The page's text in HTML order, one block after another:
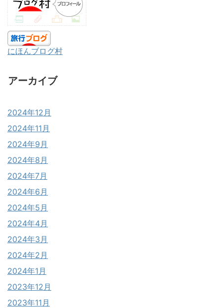
にほんブログ村
アーカイブ
2024年12月
2024年11月
2024年9月
2024年8月
2024年7月
2024年6月
2024年5月
2024年4月
2024年3月
2024年2月
2024年1月
2023年12月
2023年11月